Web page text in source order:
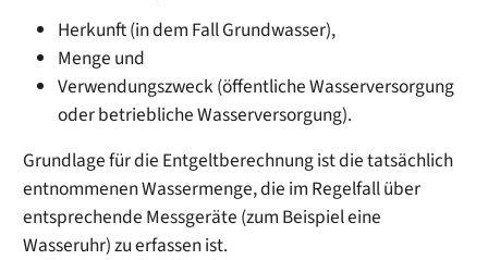
Herkunft (in dem Fall Grundwasser),
Menge und
Verwendungszweck (öffentliche Wasserversorgung
oder betriebliche Wasserversorgung).
Grundlage für die Entgeltberechnung ist die tatsächlich
entnommenen Wassermenge, die im Regelfall über
entsprechende Messgeräte (zum Beispiel eine
Wasseruhr) zu erfassen ist.